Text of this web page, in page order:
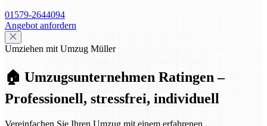
01579-2644094
Angebot anfordern
Umziehen mit Umzug Müller
🏠 Umzugsunternehmen Ratingen –
Professionell, stressfrei, individuell
Vereinfachen Sie Ihren Umzug mit einem erfahrenen